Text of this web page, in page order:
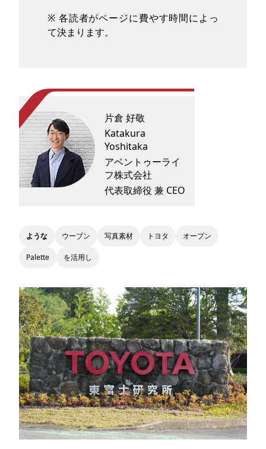
※ 各読者がページに費やす時間によっ
て決まります。
片倉 好敬
Katakura
Yoshitaka
アベントゥーライ
フ株式会社
代表取締役 兼 CEO
ような ウーブン 写真素材 トヨタ オープン
Palette を活用し